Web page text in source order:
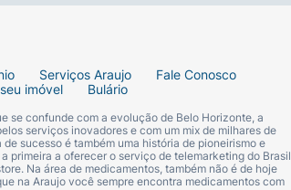
Serviços Araujo
Fale Conosco
imóvel Bulário
se confunde com a evolução de Belo Horizonte, a
serviços inovadores e com um mix de milhares de
sucesso é também uma história de pioneirismo e
primeira a oferecer o serviço de telemarketing do Brasil
Na área de medicamentos, também não é de hoje
na Araujo você sempre encontra medicamentos com